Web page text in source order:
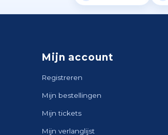
Mijn account
Registreren
Mijn bestellingen
Mijn tickets
Mijn verlanglijst